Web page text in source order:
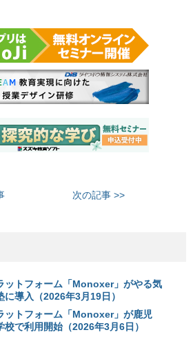
次の記事 >>
ットフォーム「Monoxer」がやる気
導入（2026年3月19日）
ットフォーム「Monoxer」が鹿児
で利用開始（2026年3月6日）